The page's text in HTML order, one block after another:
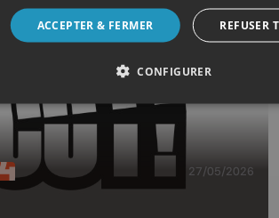
27/05/2026
ACCEPTER & FERMER REFUSER
CONFIGURER